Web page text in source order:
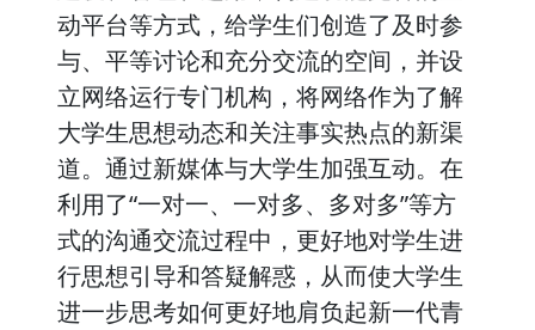
动平台等方式，给学生们创造了及时参
与、平等讨论和充分交流的空间，并设
立网络运行专门机构，将网络作为了解
大学生思想动态和关注事实热点的新渠
道。通过新媒体与大学生加强互动。在
利用了“一对一、一对多、多对多”等方
式的沟通交流过程中，更好地对学生进
行思想引导和答疑解惑，从而使大学生
进一步思考如何更好地肩负起新一代青